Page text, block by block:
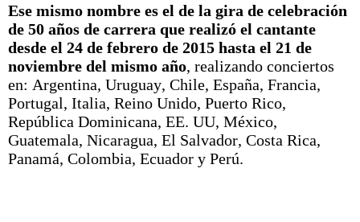
Ese mismo nombre es el de la gira de celebración
de 50 años de carrera que realizó el cantante
desde el 24 de febrero de 2015 hasta el 21 de
noviembre del mismo año, realizando conciertos
en: Argentina, Uruguay, Chile, España, Francia,
Portugal, Italia, Reino Unido, Puerto Rico,
República Dominicana, EE. UU, México,
Guatemala, Nicaragua, El Salvador, Costa Rica,
Panamá, Colombia, Ecuador y Perú.